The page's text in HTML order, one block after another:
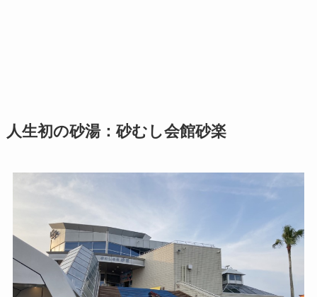
人生初の砂湯：砂むし会館砂楽